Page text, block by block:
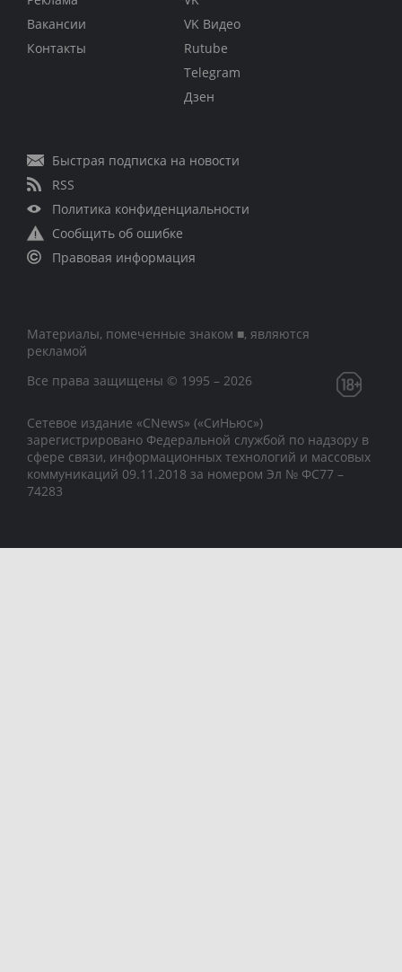
Вакансии
Контакты
VK Видео
Rutube
Telegram
Дзен
Быстрая подписка на новости
RSS
Политика конфиденциальности
Сообщить об ошибке
Правовая информация
Материалы, помеченные знаком ■, являются
рекламой
Все права защищены © 1995 – 2026
Сетевое издание «CNews» («СиНьюс»)
зарегистрировано Федеральной службой по надзору в
сфере связи, информационных технологий и массовых
коммуникаций 09.11.2018 за номером Эл № ФС77 –
74283